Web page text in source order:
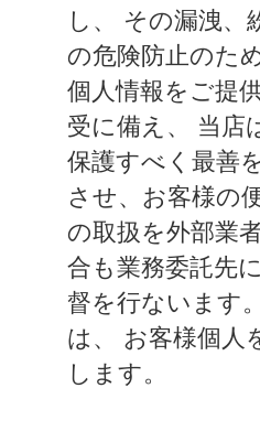
し、 その漏洩、
の危険防止のた
個人情報をご提
受に備え、 当店
保護すべく最善
させ、お客様の
の取扱を外部業
合も業務委託先
督を行ないます
は、 お客様個人
します。